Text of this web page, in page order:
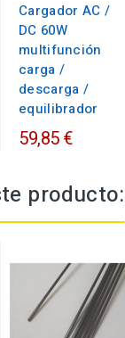
Cargador AC /
DC 60W
multifunción
carga /
descarga /
equilibrador
59,85 €
producto: